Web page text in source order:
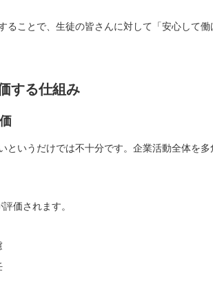
ることで、生徒の皆さんに対して「安心して
する仕組み
というだけでは不十分です。企業活動全体を
価されます。